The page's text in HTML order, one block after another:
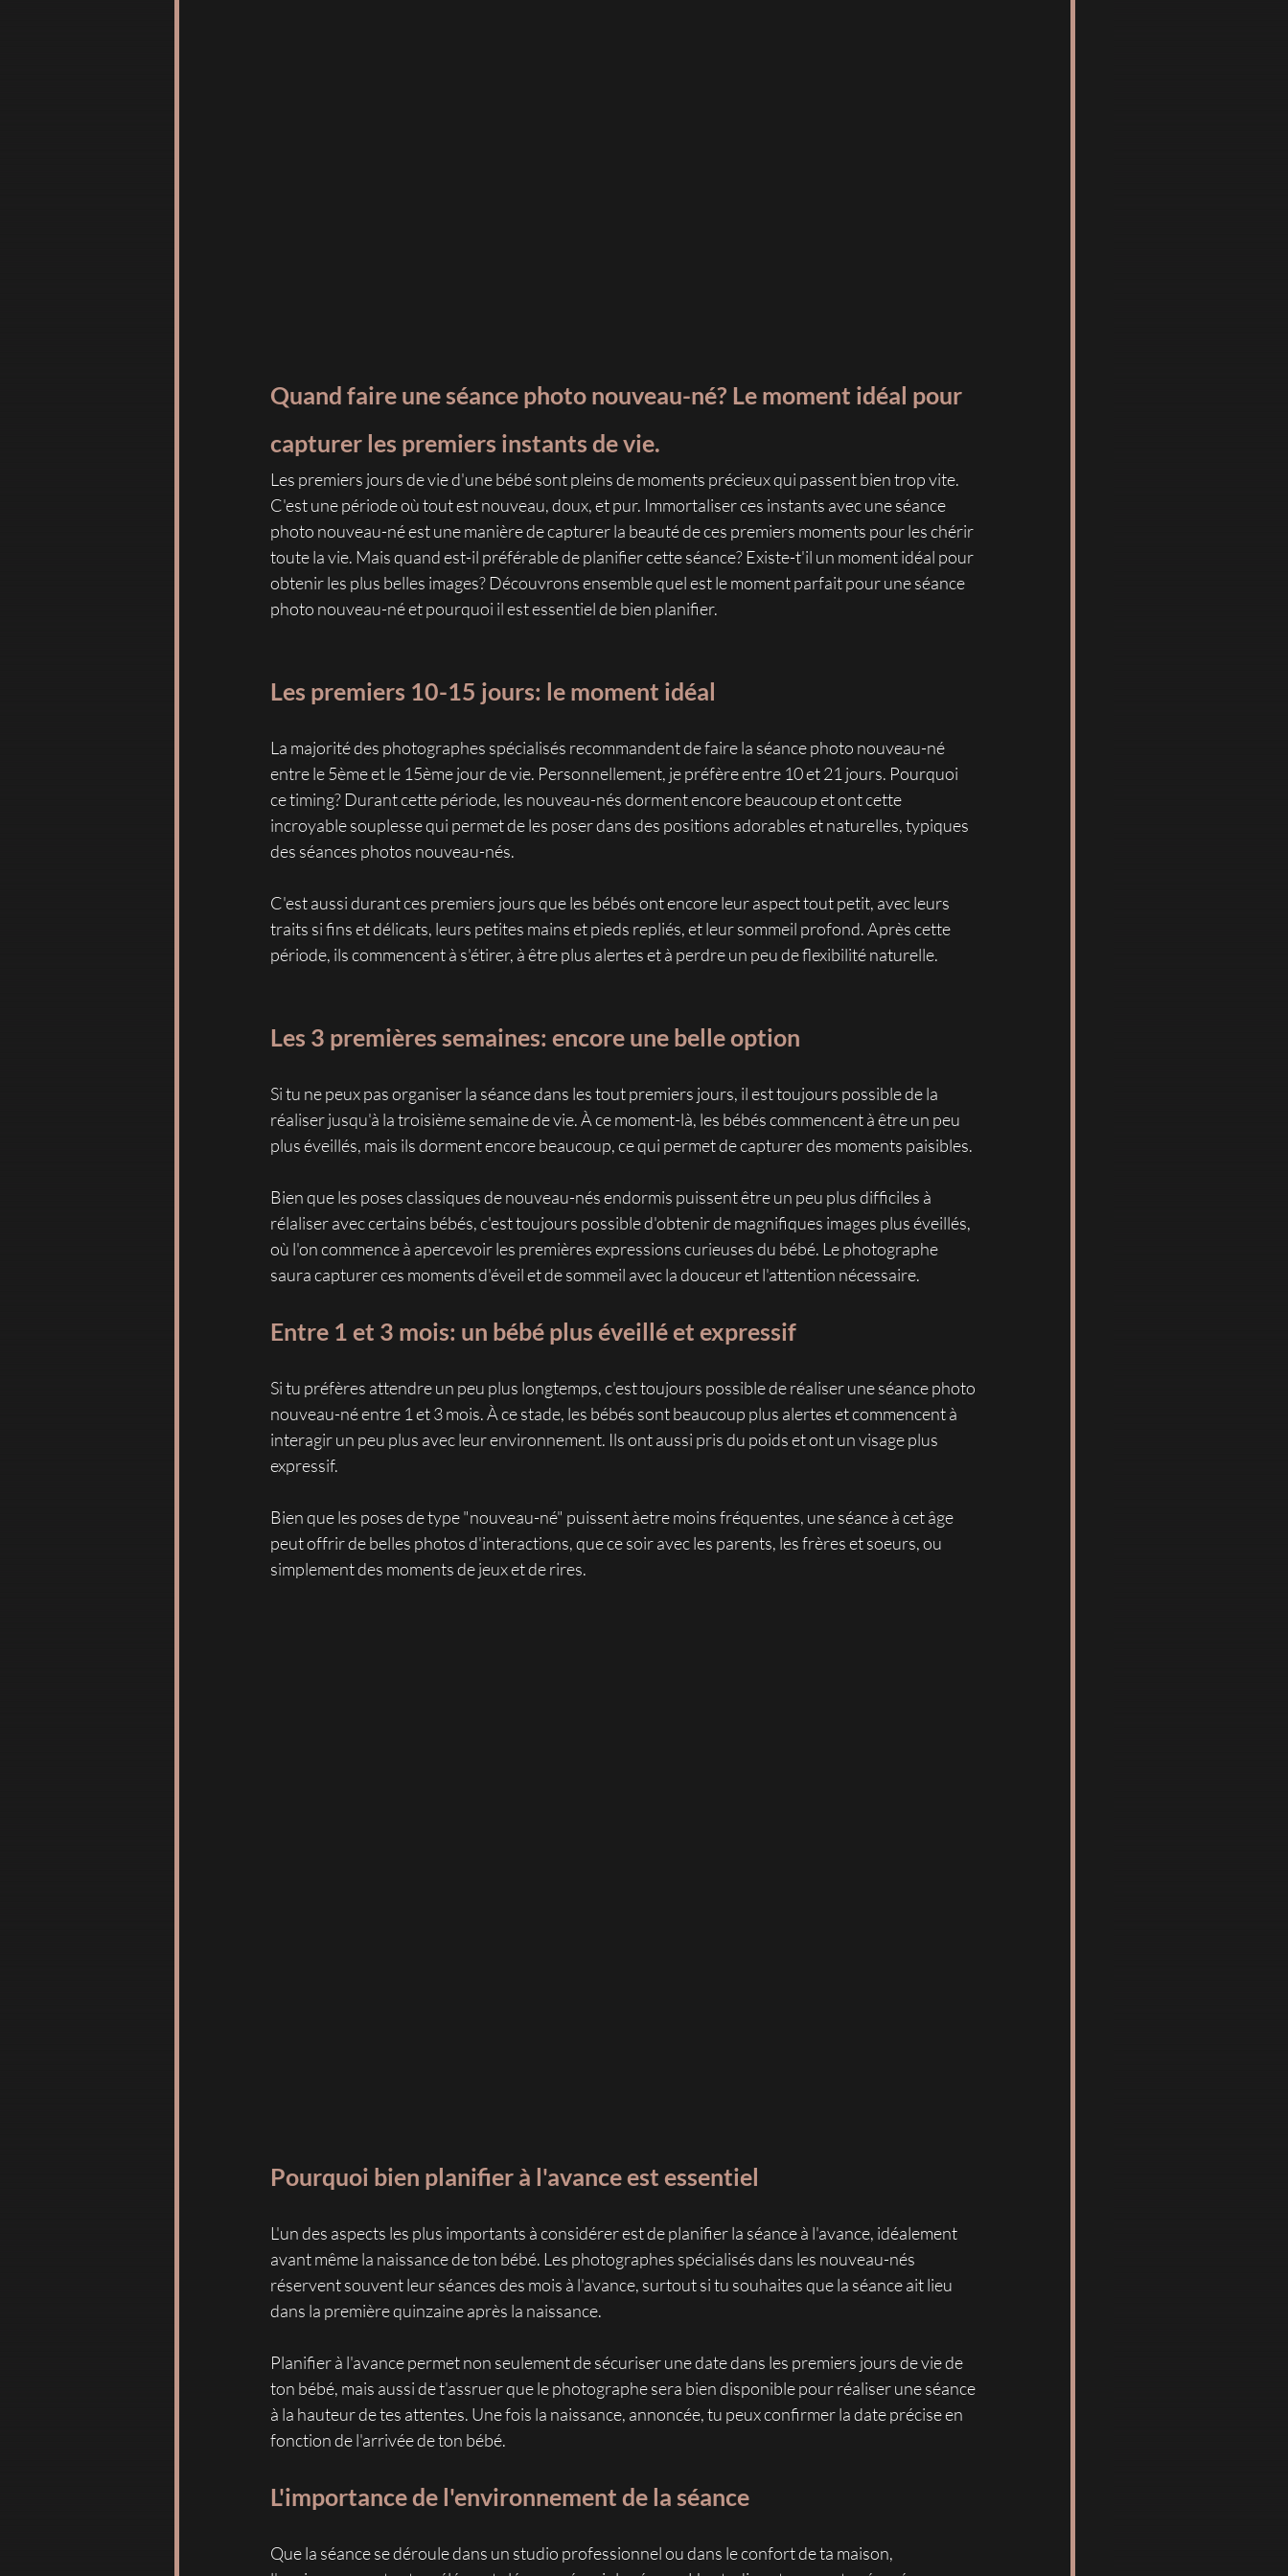
Quand faire une séance photo nouveau-né? Le moment idéal pour
capturer les premiers instants de vie.
Les premiers jours de vie d'une bébé sont pleins de moments précieux qui passent bien trop vite.
C'est une période où tout est nouveau, doux, et pur. Immortaliser ces instants avec une séance
photo nouveau-né est une manière de capturer la beauté de ces premiers moments pour les chérir
toute la vie. Mais quand est-il préférable de planifier cette séance? Existe-t'il un moment idéal pour
obtenir les plus belles images? Découvrons ensemble quel est le moment parfait pour une séance
photo nouveau-né et pourquoi il est essentiel de bien planifier.
Les premiers 10-15 jours: le moment idéal
La majorité des photographes spécialisés recommandent de faire la séance photo nouveau-né
entre le 5ème et le 15ème jour de vie. Personnellement, je préfère entre 10 et 21 jours. Pourquoi
ce timing? Durant cette période, les nouveau-nés dorment encore beaucoup et ont cette
incroyable souplesse qui permet de les poser dans des positions adorables et naturelles, typiques
des séances photos nouveau-nés.
C'est aussi durant ces premiers jours que les bébés ont encore leur aspect tout petit, avec leurs
traits si fins et délicats, leurs petites mains et pieds repliés, et leur sommeil profond. Après cette
période, ils commencent à s'étirer, à être plus alertes et à perdre un peu de flexibilité naturelle.
Les 3 premières semaines: encore une belle option
Si tu ne peux pas organiser la séance dans les tout premiers jours, il est toujours possible de la
réaliser jusqu'à la troisième semaine de vie. À ce moment-là, les bébés commencent à être un peu
plus éveillés, mais ils dorment encore beaucoup, ce qui permet de capturer des moments paisibles.
Bien que les poses classiques de nouveau-nés endormis puissent être un peu plus difficiles à
rélaliser avec certains bébés, c'est toujours possible d'obtenir de magnifiques images plus éveillés,
où l'on commence à apercevoir les premières expressions curieuses du bébé. Le photographe
saura capturer ces moments d'éveil et de sommeil avec la douceur et l'attention nécessaire.
Entre 1 et 3 mois: un bébé plus éveillé et expressif
Si tu préfères attendre un peu plus longtemps, c'est toujours possible de réaliser une séance photo
nouveau-né entre 1 et 3 mois. À ce stade, les bébés sont beaucoup plus alertes et commencent à
interagir un peu plus avec leur environnement. Ils ont aussi pris du poids et ont un visage plus
expressif.
Bien que les poses de type "nouveau-né" puissent àetre moins fréquentes, une séance à cet âge
peut offrir de belles photos d'interactions, que ce soir avec les parents, les frères et soeurs, ou
simplement des moments de jeux et de rires.
Pourquoi bien planifier à l'avance est essentiel
L'un des aspects les plus importants à considérer est de planifier la séance à l'avance, idéalement
avant même la naissance de ton bébé. Les photographes spécialisés dans les nouveau-nés
réservent souvent leur séances des mois à l'avance, surtout si tu souhaites que la séance ait lieu
dans la première quinzaine après la naissance.
Planifier à l'avance permet non seulement de sécuriser une date dans les premiers jours de vie de
ton bébé, mais aussi de t'assruer que le photographe sera bien disponible pour réaliser une séance
à la hauteur de tes attentes. Une fois la naissance, annoncée, tu peux confirmer la date précise en
fonction de l'arrivée de ton bébé.
L'importance de l'environnement de la séance
Que la séance se déroule dans un studio professionnel ou dans le confort de ta maison,